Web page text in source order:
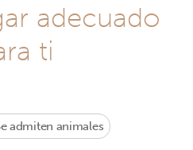
adecuado
ti
admiten animales